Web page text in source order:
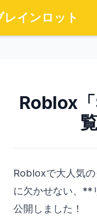
インロット
Roblox
Robloxで大人気
に欠かせない、**
公開しました！